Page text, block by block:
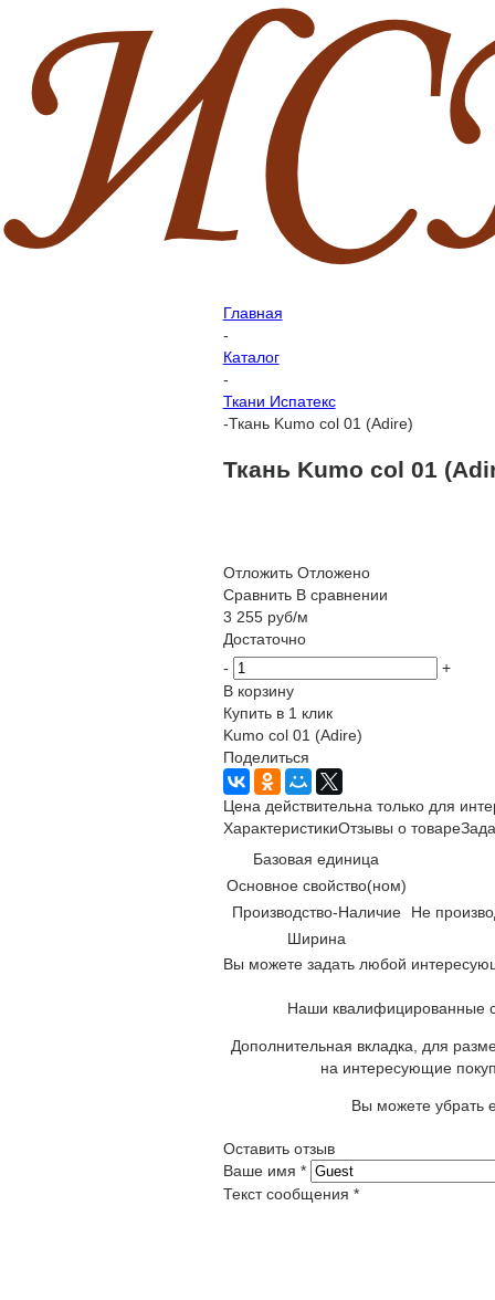
Главная
-
Каталог
-
Ткани Испатекс
-Ткань Kumo col 01 (Adire)
Ткань Kumo col 01
Отложить Отложено
Сравнить В сравнении
3 255руб/м
Достаточно
-
+
В корзину
Купить в 1 клик
Kumo col 01 (Adire)
Поделиться
Цена действительна только для
ХарактеристикиОтзывы о товаре
Базовая единица
Основное свойство(ном)
Производство-Наличие
Не
Ширина
Вы можете задать любой
Наши квалифицированные
Дополнительная вкладка, для
на интересующие
Вы можете убрать
Оставить отзыв
Ваше имя *
Текст сообщения *